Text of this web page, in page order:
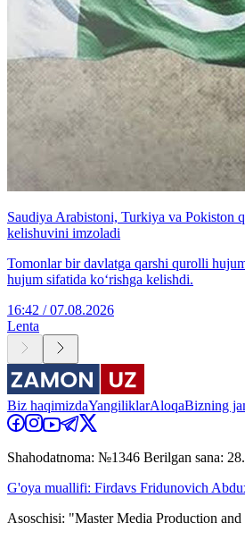
Saudiya Arabistoni, Turkiya va Pokiston
kelishuvini imzoladi
Tomonlar bir davlatga qarshi qurolli
hujum sifatida ko‘rishga kelishdi.
16:42 / 07.08.2026
Lenta
Biz haqimizdaYangiliklarAloqaBizning
Shahodatnoma: №1346 Berilgan sana:
G'oya muallifi: Firdavs Fridunovich
Asoschisi: "Master Media Production and